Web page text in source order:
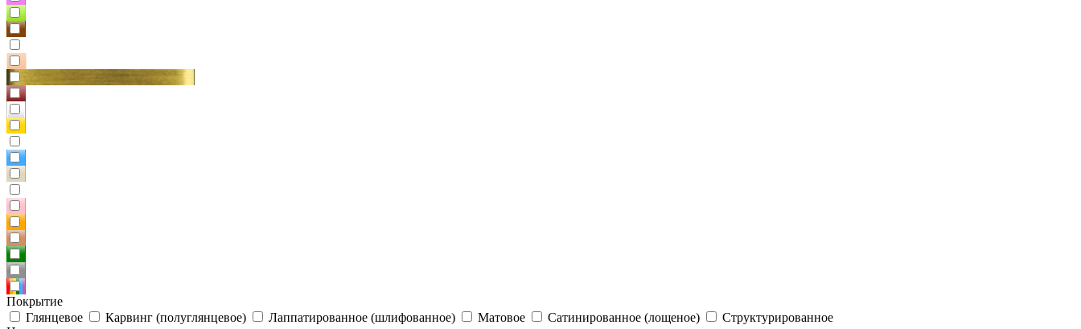
Покрытие
Глянцевое
Карвинг (полуглянцевое) Лаппатированное (шлифованное) Матовое Сатинированное (лощеное)
Структурированное